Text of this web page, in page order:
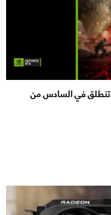
بيتا Gears of War: E-Day تنطلق في السادس من